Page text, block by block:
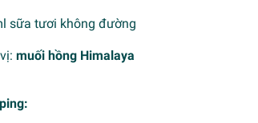
sữa tươi không đường
muối hồng Himalaya